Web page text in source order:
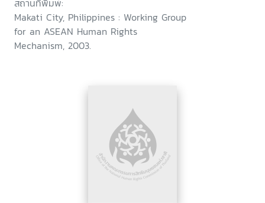
สถานที่พิมพ์:
Makati City, Philippines : Working Group
for an ASEAN Human Rights
Mechanism, 2003.